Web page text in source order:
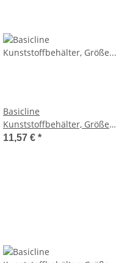
Basicline
Kunststoffbehälter, Größe
40x30x22cm auf Europalette
11,57 € *